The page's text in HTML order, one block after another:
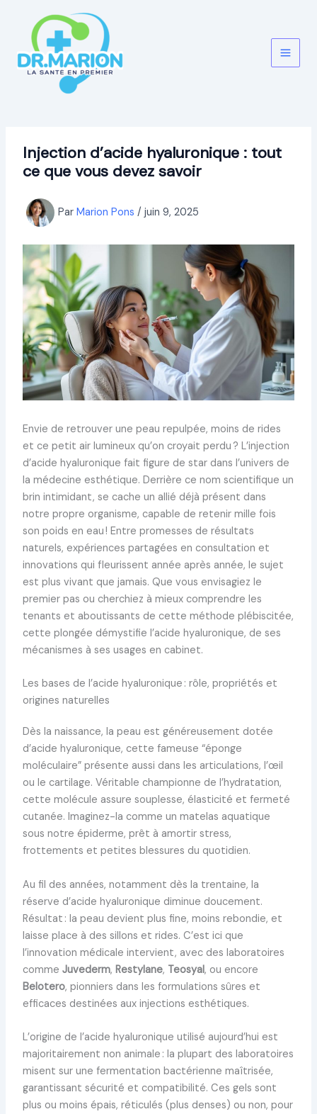
contenu
Injection d’acide hyaluronique : tout
ce que vous devez savoir
Par Marion Pons / juin 9, 2025
Envie de retrouver une peau repulpée, moins de rides
et ce petit air lumineux qu’on croyait perdu ? L’injection
d’acide hyaluronique fait figure de star dans l’univers de
la médecine esthétique. Derrière ce nom scientifique un
brin intimidant, se cache un allié déjà présent dans
notre propre organisme, capable de retenir mille fois
son poids en eau ! Entre promesses de résultats
naturels, expériences partagées en consultation et
innovations qui fleurissent année après année, le sujet
est plus vivant que jamais. Que vous envisagiez le
premier pas ou cherchiez à mieux comprendre les
tenants et aboutissants de cette méthode plébiscitée,
cette plongée démystifie l’acide hyaluronique, de ses
mécanismes à ses usages en cabinet.
Les bases de l’acide hyaluronique : rôle, propriétés et
origines naturelles
Dès la naissance, la peau est généreusement dotée
d’acide hyaluronique, cette fameuse “éponge
moléculaire” présente aussi dans les articulations, l’œil
ou le cartilage. Véritable championne de l’hydratation,
cette molécule assure souplesse, élasticité et fermeté
cutanée. Imaginez-la comme un matelas aquatique
sous notre épiderme, prêt à amortir stress,
frottements et petites blessures du quotidien.
Au fil des années, notamment dès la trentaine, la
réserve d’acide hyaluronique diminue doucement.
Résultat : la peau devient plus fine, moins rebondie, et
laisse place à des sillons et rides. C’est ici que
l’innovation médicale intervient, avec des laboratoires
comme Juvederm, Restylane, Teosyal, ou encore
Belotero, pionniers dans les formulations sûres et
efficaces destinées aux injections esthétiques.
L’origine de l’acide hyaluronique utilisé aujourd’hui est
majoritairement non animale : la plupart des laboratoires
misent sur une fermentation bactérienne maîtrisée,
garantissant sécurité et compatibilité. Ces gels sont
plus ou moins épais, réticulés (plus denses) ou non, pour